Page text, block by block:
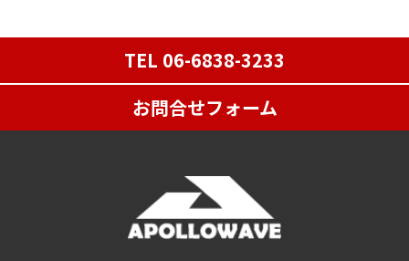
TEL 06-6838-3233
お問合せフォーム